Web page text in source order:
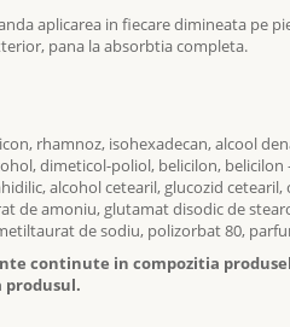
aplicarea in fiecare dimineata pe
pana la absorbtia completa.
rhamnoz, isohexadecan, alcool
dimeticol-poliol, belicilon,
alcohol cetearil, glucozid
de amoniu, glutamat disodic de
de sodiu, polizorbat 80,
continute in compozitia
produsul.